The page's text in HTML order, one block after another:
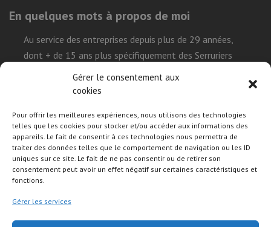
Gérer le consentement aux
cookies
Pour offrir les meilleures expériences, nous utilisons des technologies
telles que les cookies pour stocker et/ou accéder aux informations des
appareils. Le fait de consentir à ces technologies nous permettra de
traiter des données telles que le comportement de navigation ou les ID
uniques sur ce site. Le fait de ne pas consentir ou de retirer son
consentement peut avoir un effet négatif sur certaines caractéristiques et
fonctions.
Gérer les services
En quelques mots à propos de moi
Au service des entreprises depuis plus de 29 années,
dont + de 15 ans plus spécifiquement des Serruriers
Urgentistes, ma mission est de simplifier la réalisation
leur projet sur le Web et démystifier l’environnement
permettant de construire leurs présences de façon
efficace, durable et autonome.
Suivre mon activité sur les réseaux sociaux